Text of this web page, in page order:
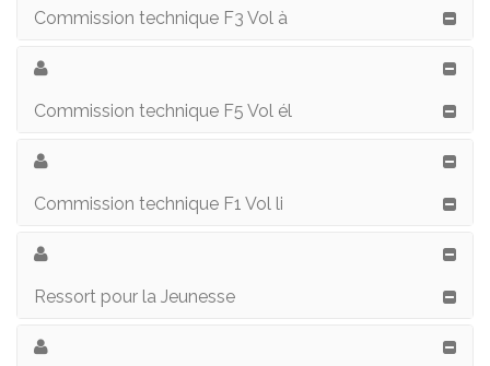
Commission technique F3 Vol à
Commission technique F5 Vol él
Commission technique F1 Vol li
Ressort pour la Jeunesse